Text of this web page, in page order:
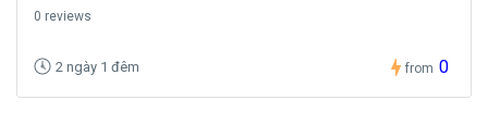
0 reviews
2 ngày 1 đêm from 0